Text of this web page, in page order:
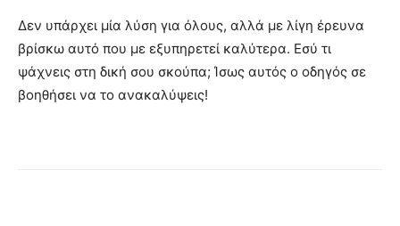
Δεν υπάρχει μία λύση για όλους, αλλά με λίγη έρευνα
βρίσκω αυτό που με εξυπηρετεί καλύτερα. Εσύ τι
ψάχνεις στη δική σου σκούπα; Ίσως αυτός ο οδηγός σε
βοηθήσει να το ανακαλύψεις!